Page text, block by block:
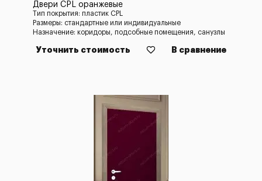
Двери CPL оранжевые
Тип покрытия: пластик CPL
Размеры: стандартные или индивидуальные
Назначение: коридоры, подсобные помещения, санузлы
Уточнить стоимость В сравнение